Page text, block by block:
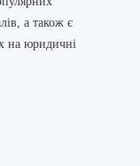
а також є
на юридичні